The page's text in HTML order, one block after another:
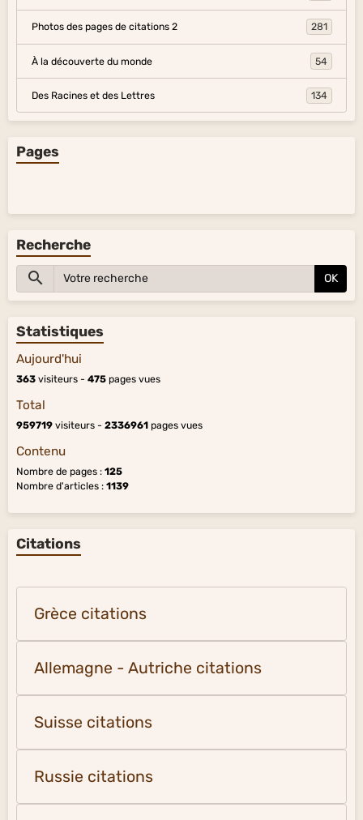
Photos des pages de citations 2 281
À la découverte du monde 54
Des Racines et des Lettres 134
Pages
Recherche
OK
Statistiques
Aujourd'hui
363 visiteurs - 475 pages vues
Total
959719 visiteurs - 2336961 pages vues
Contenu
Nombre de pages : 125
Nombre d'articles : 1139
Citations
Grèce citations
Allemagne - Autriche citations
Suisse citations
Russie citations